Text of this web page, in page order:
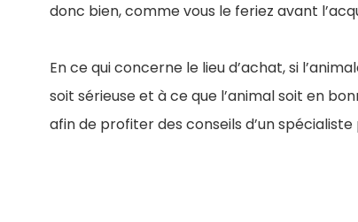
donc bien, comme vous le feriez avant
En ce qui concerne le lieu d’achat, si
soit sérieuse et à ce que l’animal soit en
afin de profiter des conseils d’un spécialiste